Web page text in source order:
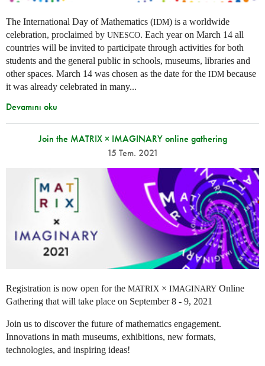
The International Day of Mathematics (IDM) is a worldwide
celebration, proclaimed by UNESCO. Each year on March 14 all
countries will be invited to participate through activities for both
students and the general public in schools, museums, libraries and
other spaces. March 14 was chosen as the date for the IDM because
it was already celebrated in many...
Devamını oku
Join the MATRIX × IMAGINARY online gathering
15 Tem. 2021
Registration is now open for the MATRIX × IMAGINARY Online
Gathering that will take place on September 8 - 9, 2021
Join us to discover the future of mathematics engagement.
Innovations in math museums, exhibitions, new formats,
technologies, and inspiring ideas!